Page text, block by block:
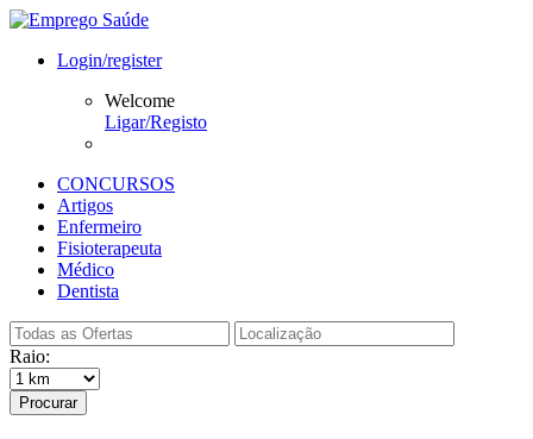
Login/register
Welcome
Ligar/Registo
CONCURSOS
Artigos
Enfermeiro
Fisioterapeuta
Médico
Dentista
Raio:
Procurar